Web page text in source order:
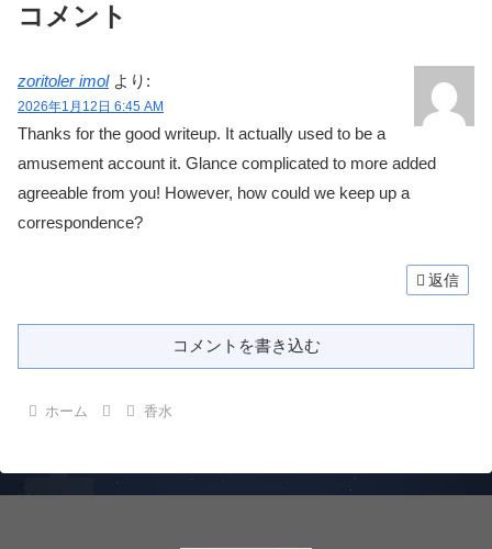
コメント
zoritoler imol より:
2026年1月12日 6:45 AM
Thanks for the good writeup. It actually used to be a
amusement account it. Glance complicated to more added
agreeable from you! However, how could we keep up a
correspondence?
返信
コメントを書き込む
ホーム 香水